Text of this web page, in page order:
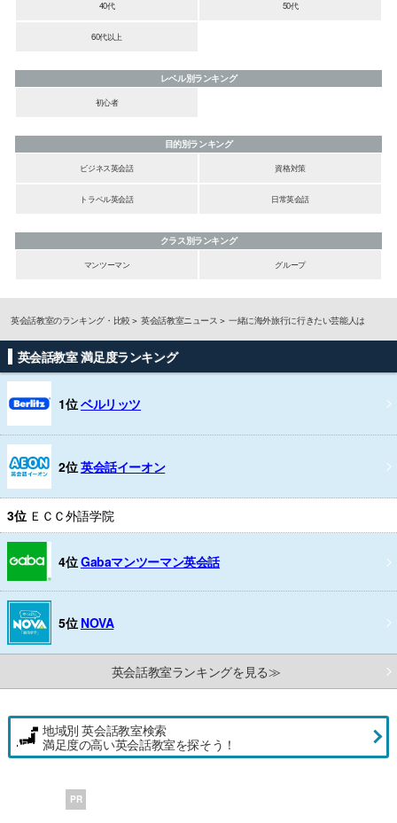
40代 50代
60代以上
レベル別ランキング
初心者
目的別ランキング
ビジネス英会話
資格対策
トラベル英会話 日常英会話
クラス別ランキング
マンツーマン
グループ
英会話教室のランキング・比較 英会話教室ニュース 一緒に海外旅行に行きたい芸能人は
英会話教室 満足度ランキング
1位ベルリッツ
2位英会話イーオン
3位 ＥＣＣ外語学院
4位Gabaマンツーマン英会話
5位 NOVA
英会話教室ランキングを見る≫
地域別 英会話教室検索
満足度の高い英会話教室を探そう！
PR